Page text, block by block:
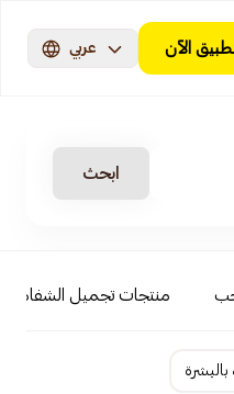
الآن عربي
ابحث
منتجات تجميل الشفاه
بالبشرة